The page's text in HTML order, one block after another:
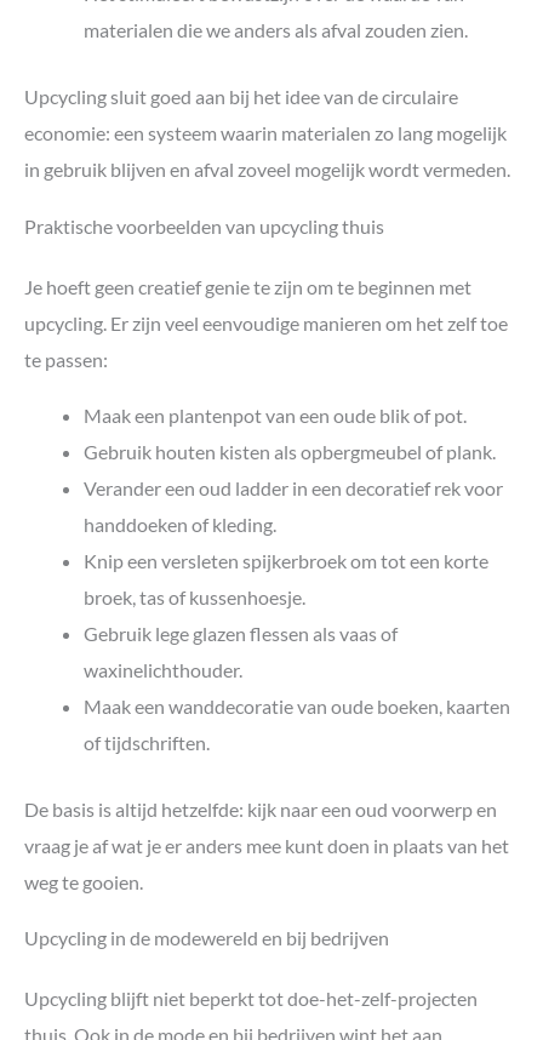
materialen die we anders als afval zouden zien.
Upcycling sluit goed aan bij het idee van de circulaire
economie: een systeem waarin materialen zo lang mogelijk
in gebruik blijven en afval zoveel mogelijk wordt vermeden.
Praktische voorbeelden van upcycling thuis
Je hoeft geen creatief genie te zijn om te beginnen met
upcycling. Er zijn veel eenvoudige manieren om het zelf toe
te passen:
Maak een plantenpot van een oude blik of pot.
Gebruik houten kisten als opbergmeubel of plank.
Verander een oud ladder in een decoratief rek voor
handdoeken of kleding.
Knip een versleten spijkerbroek om tot een korte
broek, tas of kussenhoesje.
Gebruik lege glazen flessen als vaas of
waxinelichthouder.
Maak een wanddecoratie van oude boeken, kaarten
of tijdschriften.
De basis is altijd hetzelfde: kijk naar een oud voorwerp en
vraag je af wat je er anders mee kunt doen in plaats van het
weg te gooien.
Upcycling in de modewereld en bij bedrijven
Upcycling blijft niet beperkt tot doe-het-zelf-projecten
thuis. Ook in de mode en bij bedrijven wint het aan